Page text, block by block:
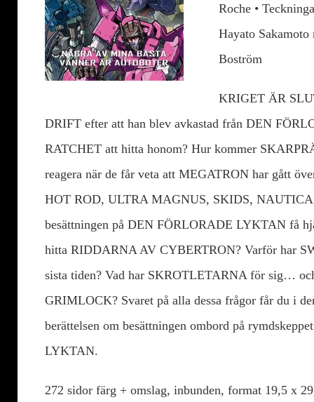
Roche •
Hayato
Boström
KRIGET ÄR
DRIFT efter att han blev avkastad från DEN
RATCHET att hitta honom? Hur kommer
reagera när de får veta att MEGATRON har gått
HOT ROD, ULTRA MAGNUS, SKIDS,
besättningen på DEN FÖRLORADE LYKTAN få
hitta RIDDARNA AV CYBERTRON? Varför har
sista tiden? Vad har SKROTLETARNA för sig…
GRIMLOCK? Svaret på alla dessa frågor får du i
berättelsen om besättningen ombord på
LYKTAN.
272 sidor färg + omslag, inbunden, format 19,5 x